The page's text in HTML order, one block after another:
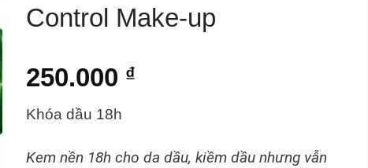
Control Make-up
250.000 ₫
Khóa dầu 18h
Kem nền 18h cho da dầu, kiềm dầu nhưng vẫn